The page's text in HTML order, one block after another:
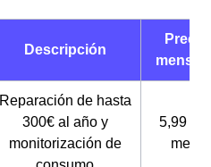
Descripción
Precio
Reparación de hasta
300€ al año y
monitorización de
5,99 €
mes*